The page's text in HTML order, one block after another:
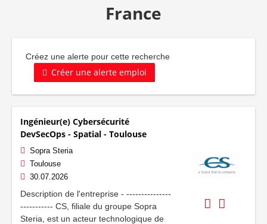
France
Créez une alerte pour cette recherche
Créer une alerte emploi
Ingénieur(e) Cybersécurité
DevSecOps - Spatial - Toulouse
Sopra Steria
Toulouse
30.07.2026
Description de l'entreprise - ---------------
----------- CS, filiale du groupe Sopra
Steria, est un acteur technologique de